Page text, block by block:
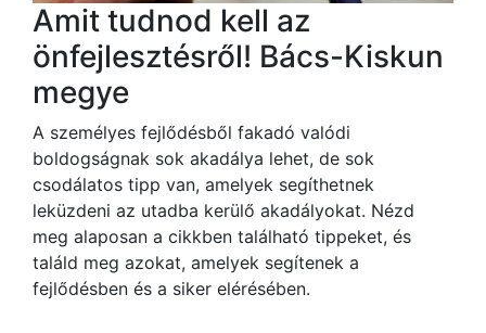
Amit tudnod kell az
önfejlesztésről! Bács-Kiskun
megye
A személyes fejlődésből fakadó valódi
boldogságnak sok akadálya lehet, de sok
csodálatos tipp van, amelyek segíthetnek
leküzdeni az utadba kerülő akadályokat. Nézd
meg alaposan a cikkben található tippeket, és
találd meg azokat, amelyek segítenek a
fejlődésben és a siker elérésében.